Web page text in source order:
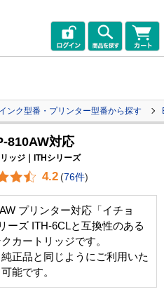
ンク型番・プリンター型番から探す
810AW対応
ッジ｜ITHシリーズ
4.2 (76件)
プリンター対応「イチョ
ーズ ITH-6CLと互換性のある
カートリッジです。
正品と同じようにご利用いた
能です。